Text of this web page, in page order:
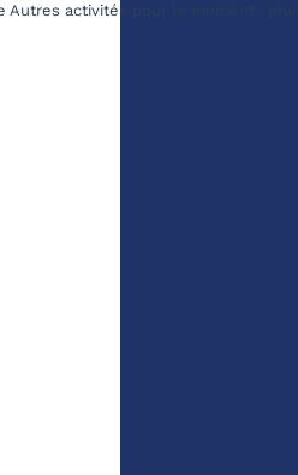
activités pour le moment ,